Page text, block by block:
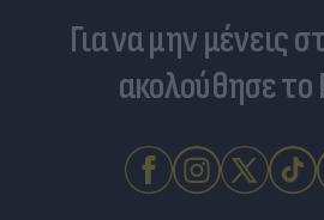
Για να μην μένεις
ακολούθησε το